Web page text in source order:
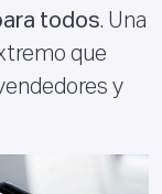
todos. Una
que
y